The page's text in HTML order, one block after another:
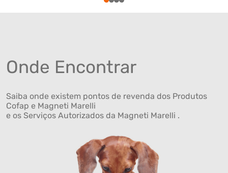
1234
Onde Encontrar
Saiba onde existem pontos de revenda dos Produtos
Cofap e Magneti Marelli
e os Serviços Autorizados da Magneti Marelli .